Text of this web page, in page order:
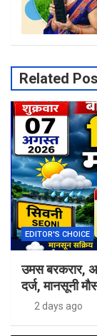
Related
EDITOR'S CHOICE
उमस बरकरार,
दर्ज, मानसूनी
2 days ago